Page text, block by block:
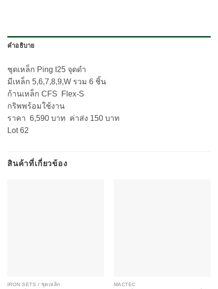
คำอธิบาย
ชุดเหล็ก Ping I25 จุดดำ
มีเหล็ก 5,6,7,8,9,W รวม 6 ชิ้น
ก้านเหล็ก CFS Flex-S
กริพพร้อมใช้งาน
ราคา 6,590 บาท ค่าส่ง 150 บาท
Lot 62
สินค้าที่เกี่ยวข้อง
IRON SETS / ชุดเหล็ก MACTEC